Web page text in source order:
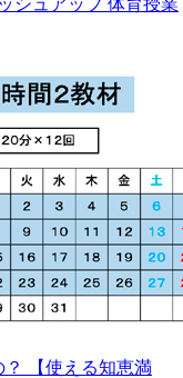
？ 【使える知恵満